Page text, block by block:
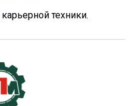
техники.